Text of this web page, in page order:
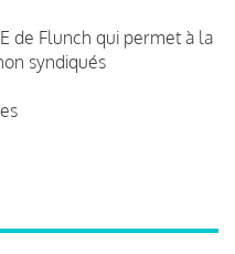
de Flunch qui permet à la
syndiqués